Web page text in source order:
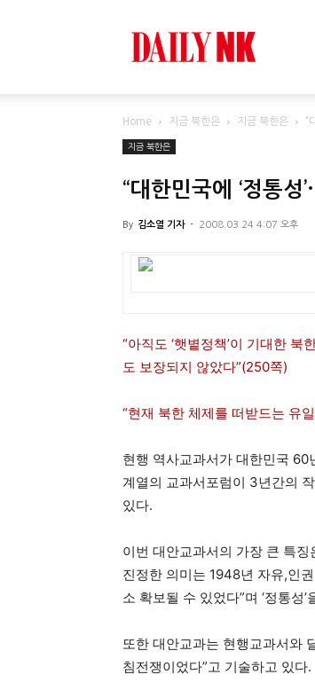
Home 지금 북한은 지금 북한은 “
지금 북한은
“대한민국에 ‘정통
By 김소열 기자 - 2008.03.24 4:07 오후
“아직도 ‘햇볕정책’이 기대한
도 보장되지 않았다”(250쪽)
“현재 북한 체제를 떠받드는 유
현행 역사교과서가 대한민국 60
계열의 교과서포럼이 3년간의
있다.
이번 대안교과서의 가장 큰 특
진정한 의미는 1948년 자유,인
소 확보될 수 있었다”며 ‘정통성’
또한 대안교과는 현행교과서와
침전쟁이었다”고 기술하고 있다.